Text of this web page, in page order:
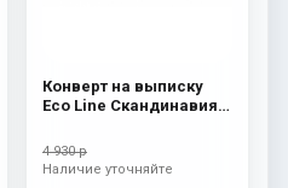
Конверт на выписку
Eco Line Скандинавия
4 930 р
Наличие уточняйте